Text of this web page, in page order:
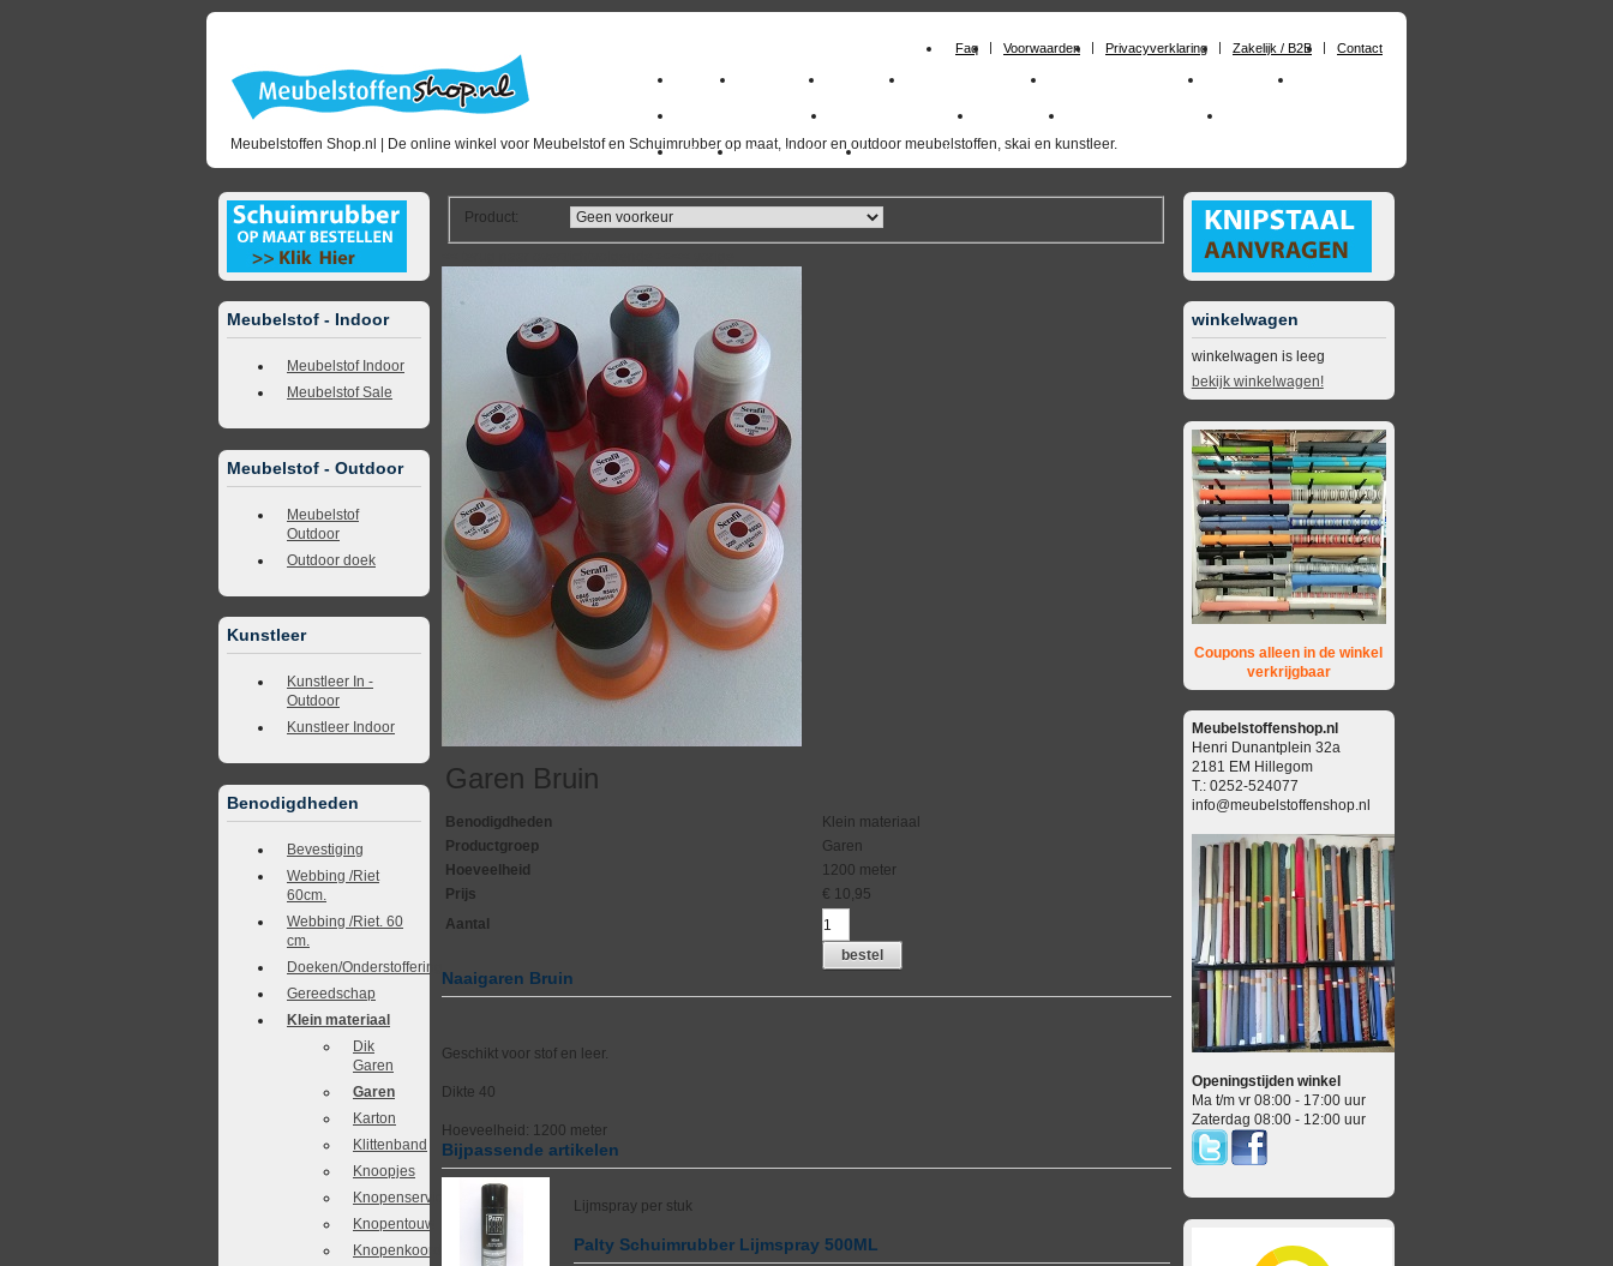
Faq Voorwaarden Privacyverklaring Zakelijk / B2B Contact
Meubelstoffen Shop.nl | De online winkel voor Meubelstof en Schuimrubber op maat, Indoor en outdoor meubelstoffen, skai en kunstleer.
Home Meubelstof Kunstleer Schuimrubberplaten Schuimrubber op maat Materialen
milano_outdoorstoffen skai kunstleer kopen outdoorstof skai_kunstleer outdoor
Outlet Meubelstof indoor duurzaam
Meubelstof - Indoor
Meubelstof Indoor
Meubelstof Sale
Meubelstof - Outdoor
Meubelstof
Outdoor
Outdoor doek
Kunstleer
Kunstleer In -
Outdoor
Kunstleer Indoor
Benodigdheden
Bevestiging
Webbing /Riet
60cm.
Webbing /Riet. 60
cm.
Doeken/Onderstoffering
Gereedschap
Klein materiaal
Dik
Garen
Garen
Karton
Klittenband
Knoopjes
Knopenservice
Knopentouw
Knopenkoordjes
Product:
Garen Bruin
Benodigdheden
Klein materiaal
Productgroep
Garen
Hoeveelheid
1200 meter
Prijs
€ 10,95
Aantal
bestel
Naaigaren Bruin
Geschikt voor stof en leer.
Dikte 40
Hoeveelheid: 1200 meter
Bijpassende artikelen
Lijmspray per stuk
Palty Schuimrubber Lijmspray 500ML
winkelwagen
winkelwagen is leeg
bekijk winkelwagen!
Coupons alleen in de winkel
verkrijgbaar
Meubelstoffenshop.nl
Henri Dunantplein 32a
2181 EM Hillegom
T.: 0252-524077
info@meubelstoffenshop.nl
Openingstijden winkel
Ma t/m vr 08:00 - 17:00 uur
Zaterdag 08:00 - 12:00 uur